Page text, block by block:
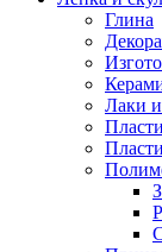
Глина
Лаки